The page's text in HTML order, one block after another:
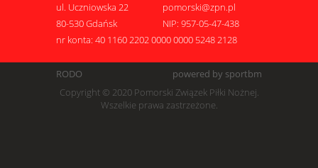
ul. Uczniowska 22
pomorski@zpn.pl
80-530 Gdańsk
NIP: 957-05-47-438
nr konta: 40 1160 2202 0000 0000 5248 2128
RODO
powered by sportbm
Copyright © 2020 Pomorski Związek Piłki Nożnej.
Wszelkie prawa zastrzeżone.